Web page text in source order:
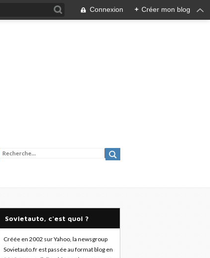
Connexion + Créer mon blog
Sovietauto, c'est quoi ?
Créée en 2002 sur Yahoo, la newsgroup
Sovietauto.fr est passée au format blog en